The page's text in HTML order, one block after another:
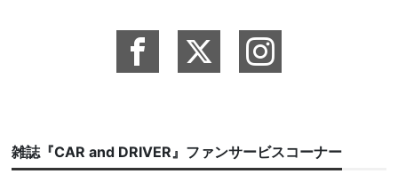
雑誌『CAR and DRIVER』ファンサービスコーナー